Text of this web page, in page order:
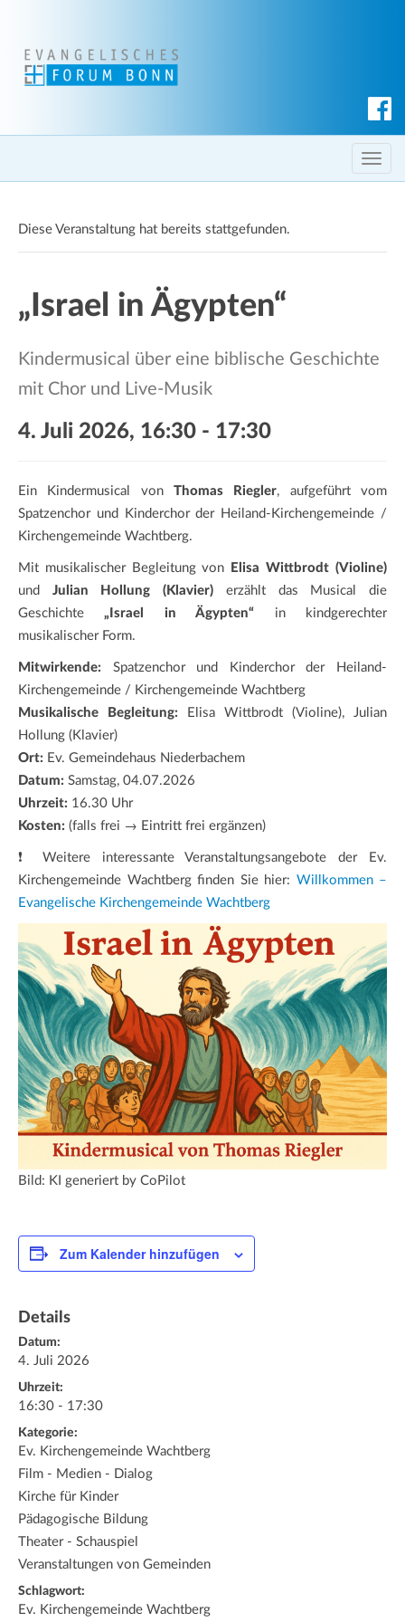
c
h T
o
l
i
Diese Veranstaltung hat bereits stattgefunden.
„Israel in Ägypten“
Kindermusical über eine biblische Geschichte
mit Chor und Live-Musik
4. Juli 2026, 16:30 - 17:30
Ein Kindermusical von Thomas Riegler, aufgeführt vom
Spatzenchor und Kinderchor der Heiland-Kirchengemeinde /
Kirchengemeinde Wachtberg.
Mit musikalischer Begleitung von
Elisa Wittbrodt (Violine)
und Julian Hollung (Klavier) erzählt das Musical die
Geschichte„Israel in Ägypten“ in kindgerechter
musikalischer Form.
Mitwirkende: Spatzenchor und Kinderchor der Heiland-
Kirchengemeinde / Kirchengemeinde Wachtberg
Musikalische Begleitung: Elisa Wittbrodt (Violine), Julian
Hollung (Klavier)
Ort: Ev. Gemeindehaus Niederbachem
Datum: Samstag, 04.07.2026
Uhrzeit: 16.30 Uhr
Kosten: (falls frei → Eintritt frei ergänzen)
❗ Weitere interessante Veranstaltungsangebote der Ev.
Kirchengemeinde Wachtberg finden Sie hier: Willkommen –
Evangelische Kirchengemeinde Wachtberg
Bild: KI generiert by CoPilot
Zum Kalender hinzufügen
Details
Datum:
4. Juli 2026
Uhrzeit:
16:30 - 17:30
Kategorie:
Ev. Kirchengemeinde Wachtberg
Film - Medien - Dialog
Kirche für Kinder
Pädagogische Bildung
Theater - Schauspiel
Veranstaltungen von Gemeinden
Schlagwort:
Ev. Kirchengemeinde Wachtberg